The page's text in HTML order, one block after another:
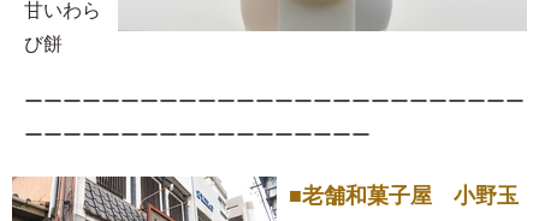
甘いわら
び餅
ーーーーーーーーーーーーーーーーーーーーーーーーーー
ーーーーーーーーーーーーーーーーーー
■老舗和菓子屋 小野玉